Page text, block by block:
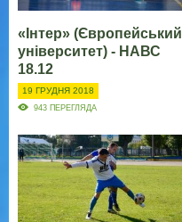
«Інтер» (Європейський
університет) - НАВС
18.12
19 ГРУДНЯ 2018
943 ПЕРЕГЛЯДА